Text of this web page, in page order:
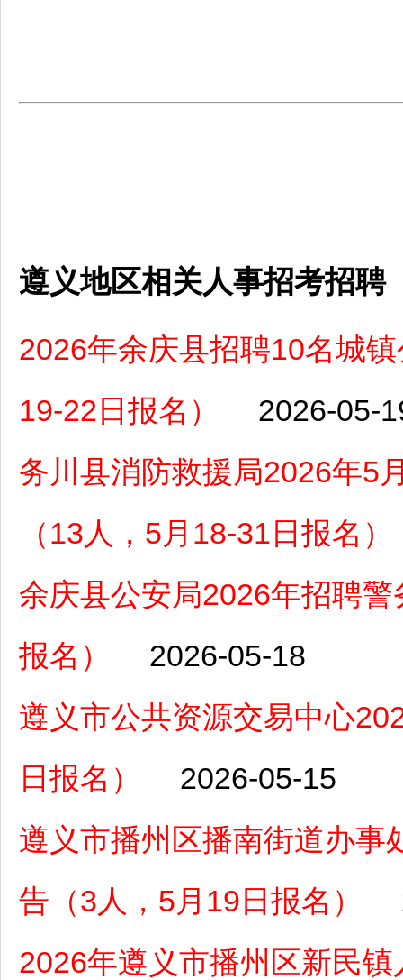
遵义地区相关人事招考招聘
2026年余庆县招聘10名城
19-22日报名）
2026-05-
务川县消防救援局2026年5
（13人，5月18-31日报名）
余庆县公安局2026年招聘
报名）
2026-05-18
遵义市公共资源交易中心
日报名）
2026-05-15
遵义市播州区播南街道办事
告（3人，5月19日报名）
2026年遵义市播州区新民